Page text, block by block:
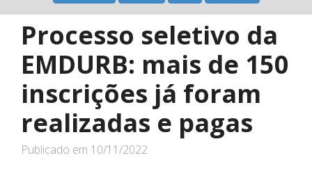
Processo seletivo da
EMDURB: mais de 150
inscrições já foram
realizadas e pagas
Publicado em 10/11/2022